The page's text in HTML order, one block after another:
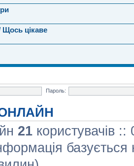
Щось цікаве
Пароль:
21 користувачів
базується